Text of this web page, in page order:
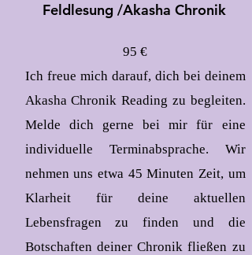
Feldlesung /Akasha Chronik
95 €
Ich freue mich darauf, dich bei deinem
Akasha Chronik Reading zu begleiten.
Melde dich gerne bei mir für eine
individuelle Terminabsprache. Wir
nehmen uns etwa 45 Minuten Zeit, um
Klarheit für deine aktuellen
Lebensfragen zu finden und die
Botschaften deiner Chronik fließen zu